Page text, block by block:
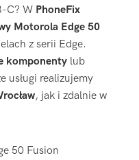
C? W PhoneFix
Motorola Edge 50
z serii Edge.
komponenty lub
usługi realizujemy
, jak i zdalnie w
50 Fusion